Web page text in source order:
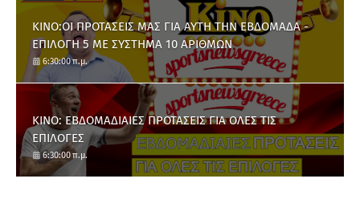
ΚΙΝΟ:ΟΙ ΠΡΟΤΑΣΕΙΣ ΜΑΣ ΓΙΑ ΑΥΤΗ ΤΗΝ ΕΒΔΟΜΑΔΑ -
ΕΠΙΛΟΓΗ 5 ΜΕ ΣΥΣΤΗΜΑ 10 ΑΡΙΘΜΩΝ
6:30:00 π.μ.
ΚΙΝΟ: ΕΒΔΟΜΑΔΙΑΙΕΣ ΠΡΟΤΑΣΕΙΣ ΓΙΑ ΟΛΕΣ ΤΙΣ
ΕΠΙΛΟΓΕΣ
6:30:00 π.μ.